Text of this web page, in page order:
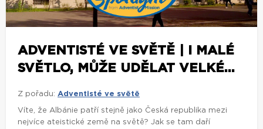
ADVENTISTÉ VE SVĚTĚ | I MALÉ
SVĚTLO, MŮŽE UDĚLAT VELKÉ...
Z pořadu: Adventisté ve světě
Víte, že Albánie patří stejně jako Česká republika mezi
nejvíce ateistické země na světě? Jak se tam daří